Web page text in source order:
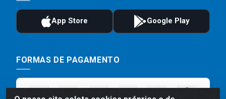
FORMAS DE PAGAMENTO